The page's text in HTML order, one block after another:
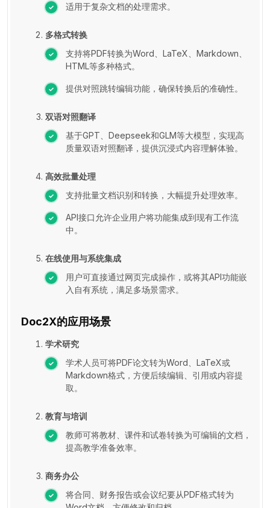
适用于复杂文档的处理需求。
多格式转换
支持将PDF转换为Word、LaTeX、Markdown、
HTML等多种格式。
提供对照跳转编辑功能，确保转换后的准确性。
双语对照翻译
基于GPT、Deepseek和GLM等大模型，实现高
质量双语对照翻译，提供沉浸式内容理解体验。
高效批量处理
支持批量文档识别和转换，大幅提升处理效率。
API接口允许企业用户将功能集成到现有工作流
中。
在线使用与系统集成
用户可直接通过网页完成操作，或将其API功能嵌
入自有系统，满足多场景需求。
Doc2X的应用场景
学术研究
学术人员可将PDF论文转为Word、LaTeX或
Markdown格式，方便后续编辑、引用或内容提
取。
教育与培训
教师可将教材、课件和试卷转换为可编辑的文档，
提高教学准备效率。
商务办公
将合同、财务报告或会议纪要从PDF格式转为